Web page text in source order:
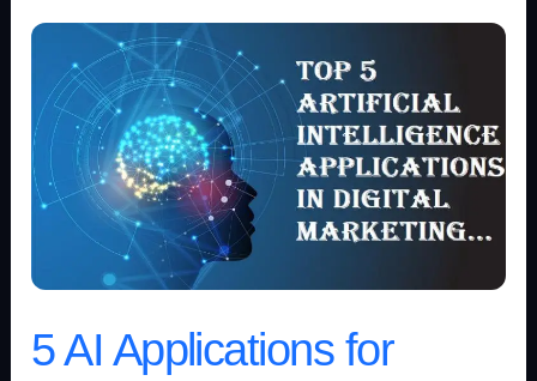
5 AI Applications for
5
Applications
for
Digital
Marketing:
Maximize
New